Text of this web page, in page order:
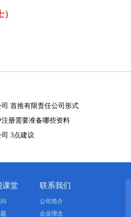
首推有限责任公司形式
册需要准备哪些资料
3点建议
课堂 联系我们
公司简介
企业理念